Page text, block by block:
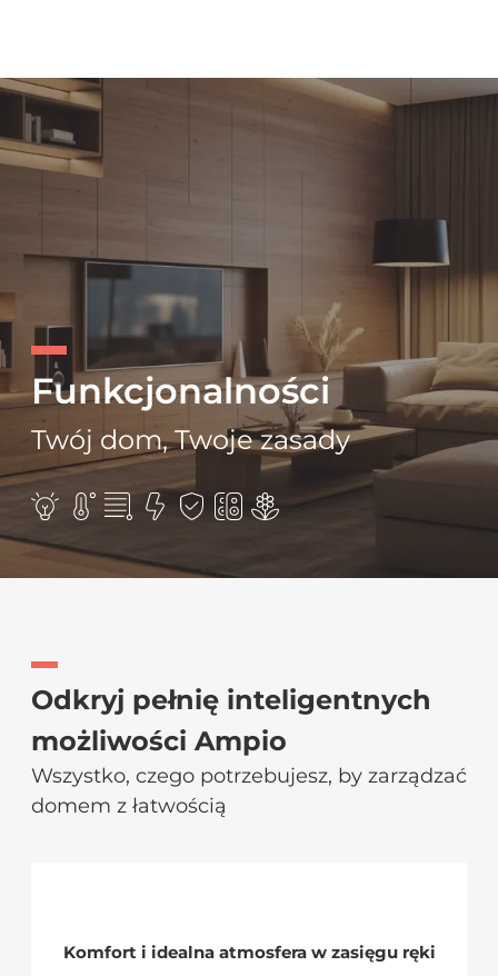
Funkcjonalności
Twój dom, Twoje zasady
Odkryj pełnię inteligentnych
możliwości Ampio
Wszystko, czego potrzebujesz, by zarządzać
domem z łatwością
Komfort i idealna atmosfera w zasięgu ręki